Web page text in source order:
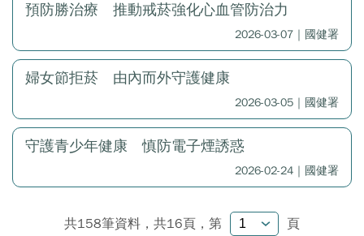
預防勝治療 推動戒菸強化心血管防治力
2026-03-07｜國健署
婦女節拒菸 由內而外守護健康
2026-03-05｜國健署
守護青少年健康 慎防電子煙誘惑
2026-02-24｜國健署
共158筆資料，共16頁， 第 頁